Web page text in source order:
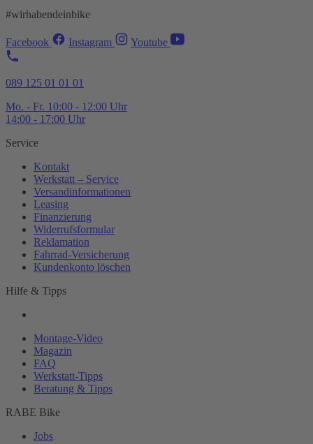
#wirhabendeinbike
Facebook Instagram Youtube
089 125 01 01 01
Mo. - Fr. 10:00 - 12:00 Uhr
14:00 - 17:00 Uhr
Service
Kontakt
Werkstatt – Service
Versandinformationen
Leasing
Finanzierung
Widerrufsformular
Reklamation
Fahrrad-Versicherung
Kundenkonto löschen
Hilfe & Tipps
Montage-Video
Magazin
FAQ
Werkstatt-Tipps
Beratung & Tipps
RABE Bike
Jobs